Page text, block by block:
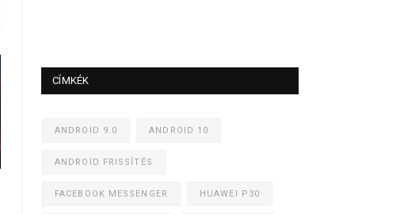
CÍMKÉK
ANDROID 9.0 ANDROID 10
ANDROID FRISSÍTÉS
FACEBOOK MESSENGER HUAWEI P30